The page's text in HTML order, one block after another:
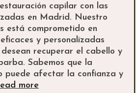
capilar con las
en Madrid. Nuestro
está comprometido en
y personalizadas
recuperar el cabello y
Sabemos que la
puede afectar la confianza y
moreResultados